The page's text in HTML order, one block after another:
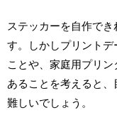
ステッカーを自作で
す。しかしプリント
ことや、家庭用プリ
あることを考えると
難しいでしょう。